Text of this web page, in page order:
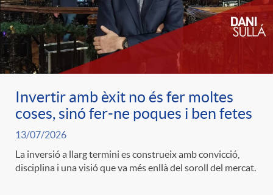
e
c
o
n
t
Invertir amb èxit no és fer moltes
coses, sinó fer-ne poques i ben fetes
13/07/2026
La inversió a llarg termini es construeix amb convicció,
disciplina i una visió que va més enllà del soroll del mercat.